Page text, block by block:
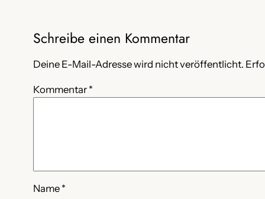
Schreibe einen Kommentar
Deine E-Mail-Adresse wird nicht veröffentlicht.
Kommentar *
Name *